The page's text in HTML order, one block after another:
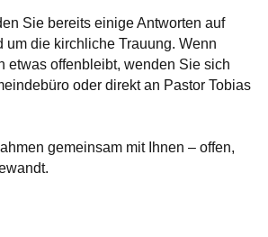
Sie bereits einige Antworten auf
um die kirchliche Trauung. Wenn
etwas offenbleibt, wenden Sie sich
oder direkt an Pastor Tobias
gemeinsam mit Ihnen – offen,